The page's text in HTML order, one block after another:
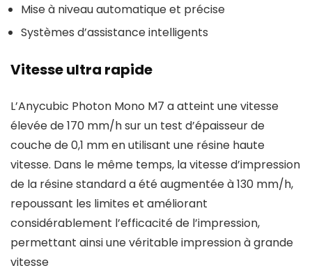
Mise à niveau automatique et précise
Systèmes d’assistance intelligents
Vitesse ultra rapide
L’Anycubic Photon Mono M7 a atteint une vitesse
élevée de 170 mm/h sur un test d’épaisseur de
couche de 0,1 mm en utilisant une résine haute
vitesse. Dans le même temps, la vitesse d’impression
de la résine standard a été augmentée à 130 mm/h,
repoussant les limites et améliorant
considérablement l’efficacité de l’impression,
permettant ainsi une véritable impression à grande
vitesse